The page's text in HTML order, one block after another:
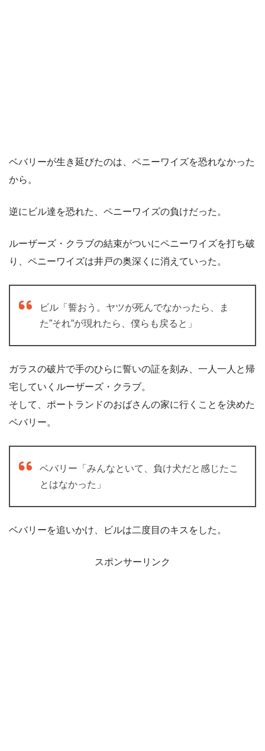
ベバリーが生き延びたのは、ペニーワイズを恐れなかった
から。
逆にビル達を恐れた、ペニーワイズの負けだった。
ルーザーズ・クラブの結束がついにペニーワイズを打ち破
り、ペニーワイズは井戸の奥深くに消えていった。
ビル「誓おう。ヤツが死んでなかったら、ま
た”それ”が現れたら、僕らも戻ると」
ガラスの破片で手のひらに誓いの証を刻み、一人一人と帰
宅していくルーザーズ・クラブ。
そして、ポートランドのおばさんの家に行くことを決めた
ベバリー。
ベバリー「みんなといて、負け犬だと感じたこ
とはなかった」
ベバリーを追いかけ、ビルは二度目のキスをした。
スポンサーリンク